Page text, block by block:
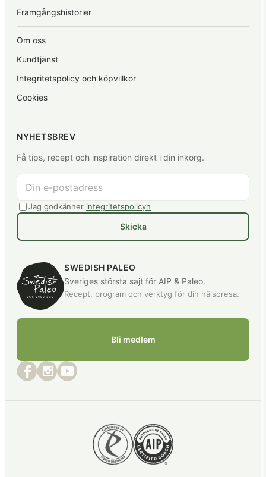
SWEDISH PALEO
Sveriges största sajt för AIP & Paleo.
Recept, program och verktyg för din hälsoresa.
Bli medlem
Framgångshistorier
Om oss
Kundtjänst
Integritetspolicy och köpvillkor
Cookies
NYHETSBREV
Få tips, recept och inspiration direkt i din inkorg.
Jag godkänner integritetspolicyn
Skicka